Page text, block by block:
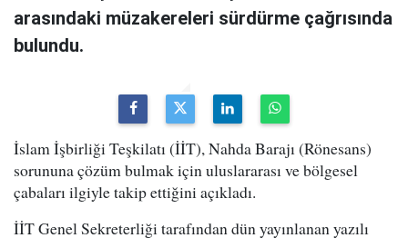
arasındaki müzakereleri sürdürme çağrısında
bulundu.
İslam İşbirliği Teşkilatı (İİT), Nahda Barajı (Rönesans)
sorununa çözüm bulmak için uluslararası ve bölgesel
çabaları ilgiyle takip ettiğini açıkladı.
İİT Genel Sekreterliği tarafından dün yayınlanan yazılı